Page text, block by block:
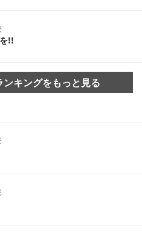
!!
キングをもっと見る